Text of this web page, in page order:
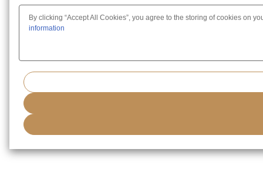
By clicking “Accept All Cookies”, you agree to the storing of cookies on
information